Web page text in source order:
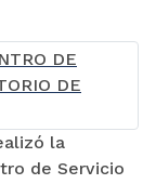
la
de Servicio